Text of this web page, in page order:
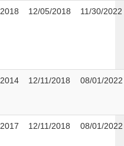
2018 12/05/2018 11/30/2022
2014 12/11/2018 08/01/2022
2017 12/11/2018 08/01/2022